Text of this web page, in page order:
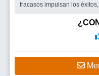
fracasos impulsan los
La mujer entre los
edad tiene la razón
y disfrutarlo tal y como se